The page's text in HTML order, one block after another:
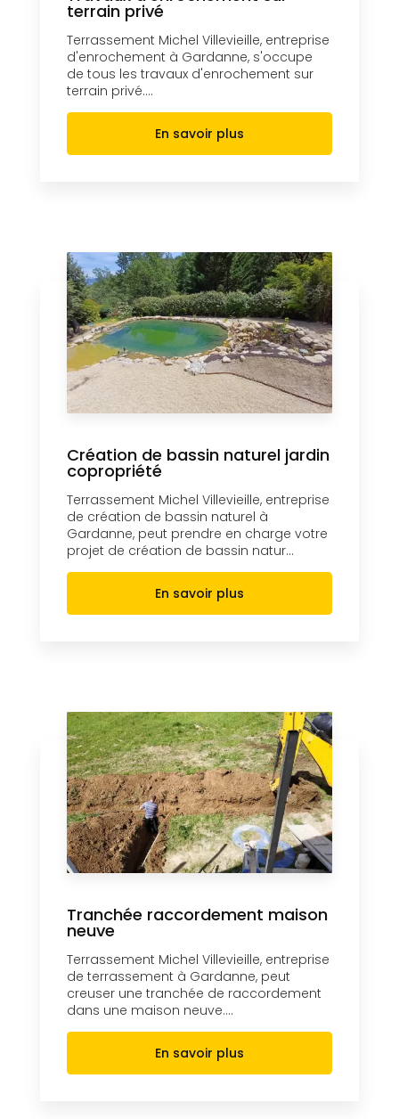
terrain privé
Terrassement Michel Villevieille, entreprise
d'enrochement à Gardanne, s'occupe
de tous les travaux d'enrochement sur
terrain privé....
En savoir plus
Création de bassin naturel jardin
copropriété
Terrassement Michel Villevieille, entreprise
de création de bassin naturel à
Gardanne, peut prendre en charge votre
projet de création de bassin natur...
En savoir plus
Tranchée raccordement maison
neuve
Terrassement Michel Villevieille, entreprise
de terrassement à Gardanne, peut
creuser une tranchée de raccordement
dans une maison neuve....
En savoir plus